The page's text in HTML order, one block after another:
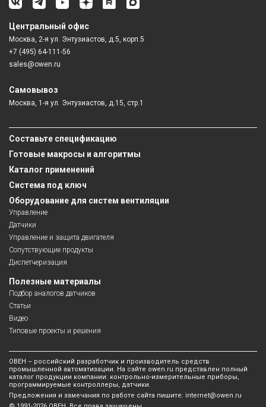
Центральный офис
Москва, 2-я ул. Энтузиастов, д.5, корп.5
+7 (495) 64-111-56
sales@owen.ru
Самовывоз
Москва, 1-я ул. Энтузиастов, д.15, стр.1
Составьте спецификацию
Готовые макросы и алгоритмы
Каталог применений
Система под ключ
Оборудование для систем вентиляции
Управление
Датчики
Управление и защита двигателя
Сопутствующие продукты
Диспетчеризация
Полезные материалы
Подбор аналогов датчиков
Статьи
Видео
Типовые проекты и решения
ОВЕН – российский разработчик и производитель средств
промышленной автоматизации. На сайте owen.ru представлен полный
каталог продукции компании: контрольно-измерительные приборы,
программируемые контроллеры, датчики.
Предложения и замечания по работе сайта пишите: internet@owen.ru